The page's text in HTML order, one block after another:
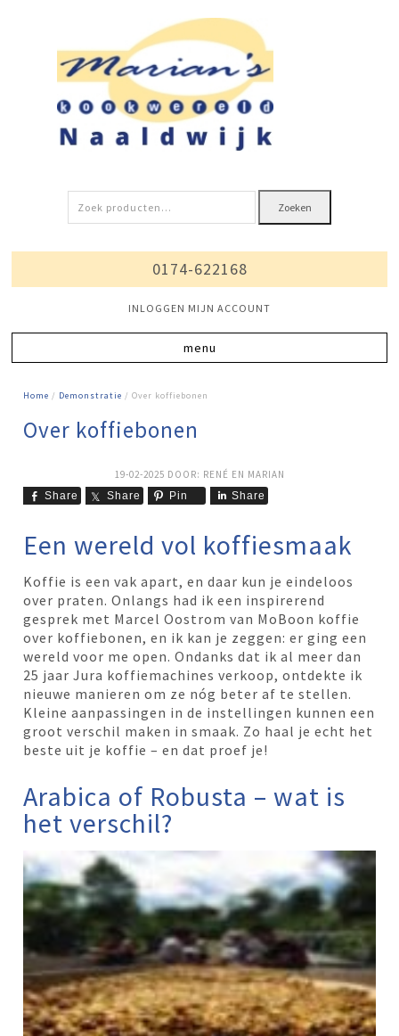
Zoeken
naar:
Zoeken
0174-622168
INLOGGEN MIJN ACCOUNT
Home / Demonstratie / Over koffiebonen
Over koffiebonen
19-02-2025 DOOR: RENÉ EN MARIAN
Share
Share Pin Share
Een wereld vol koffiesmaak
Koffie is een vak apart, en daar kun je eindeloos
over praten. Onlangs had ik een inspirerend
gesprek met Marcel Oostrom van MoBoon koffie
over koffiebonen, en ik kan je zeggen: er ging een
wereld voor me open. Ondanks dat ik al meer dan
25 jaar Jura koffiemachines verkoop, ontdekte ik
nieuwe manieren om ze nóg beter af te stellen.
Kleine aanpassingen in de instellingen kunnen een
groot verschil maken in smaak. Zo haal je echt het
beste uit je koffie – en dat proef je!
Arabica of Robusta – wat is
het verschil?